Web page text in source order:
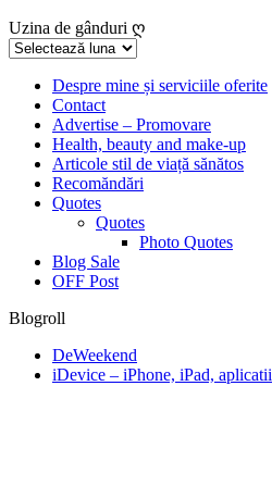
Uzina de gânduri ღ
Uzina
gânduriDespre mine și serviciile oferite
Contact
Advertise – Promovare
Health, beauty and make-up
Articole stil de viață sănătos
Recomăndări
Quotes
Quotes
Photo Quotes
Blog Sale
OFF Post
Blogroll
DeWeekend
iDevice – iPhone, iPad, aplicatii